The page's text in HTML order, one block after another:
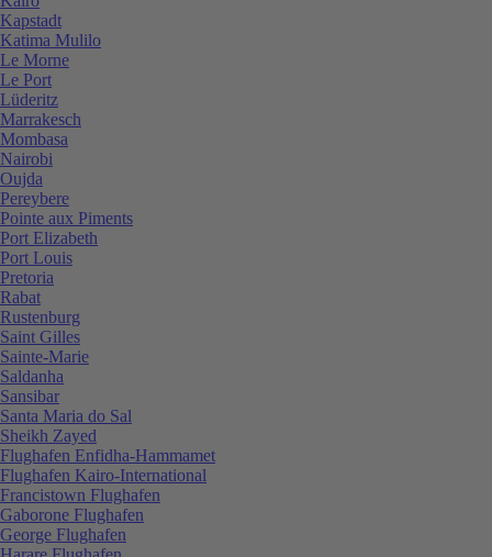
Kapstadt
Katima Mulilo
Le Morne
Le Port
Lüderitz
Marrakesch
Mombasa
Nairobi
Oujda
Pereybere
Pointe aux Piments
Port Elizabeth
Port Louis
Pretoria
Rabat
Rustenburg
Saint Gilles
Sainte-Marie
Saldanha
Sansibar
Santa Maria do Sal
Sheikh Zayed
Flughafen Enfidha-Hammamet
Flughafen Kairo-International
Francistown Flughafen
Gaborone Flughafen
George Flughafen